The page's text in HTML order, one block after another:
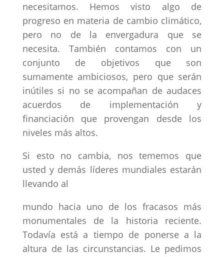
necesitamos. Hemos visto algo de
progreso en materia de cambio climático,
pero no de la envergadura que se
necesita. También contamos con un
conjunto de objetivos que son
sumamente ambiciosos, pero que serán
inútiles si no se acompañan de audaces
acuerdos de implementación y
financiación que provengan desde los
niveles más altos.
Si esto no cambia, nos tememos que
usted y demás líderes mundiales estarán
llevando al
mundo hacia uno de los fracasos más
monumentales de la historia reciente.
Todavía está a tiempo de ponerse a la
altura de las circunstancias. Le pedimos